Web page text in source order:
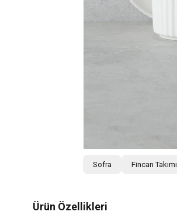
Sofra Fincan Takımı
Ürün Özellikleri